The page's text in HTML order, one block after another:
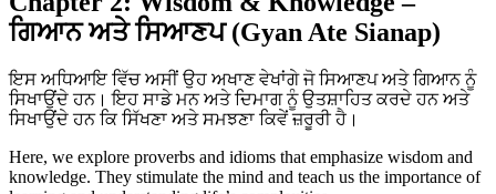
ਗਿਆਨ ਅਤੇ ਸਿਆਣਪ (Gyan Ate Sianap)
ਇਸ ਅਧਿਆਇ ਵਿੱਚ ਅਸੀਂ ਉਹ ਅਖਾਣ ਵੇਖਾਂਗੇ ਜੋ ਸਿਆਣਪ ਅਤੇ ਗਿਆਨ ਨੂੰ
ਸਿਖਾਉਂਦੇ ਹਨ। ਇਹ ਸਾਡੇ ਮਨ ਅਤੇ ਦਿਮਾਗ ਨੂੰ ਉਤਸ਼ਾਹਿਤ ਕਰਦੇ ਹਨ ਅਤੇ
ਸਿਖਾਉਂਦੇ ਹਨ ਕਿ ਸਿੱਖਣਾ ਅਤੇ ਸਮਝਣਾ ਕਿਵੇਂ ਜ਼ਰੂਰੀ ਹੈ।
Here, we explore proverbs and idioms that emphasize wisdom and
knowledge. They stimulate the mind and teach us the importance of